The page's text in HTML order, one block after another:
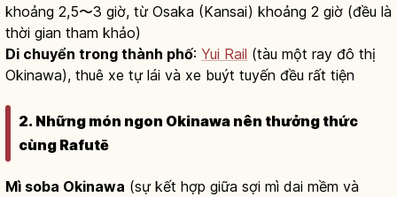
khoảng 2,5〜3 giờ, từ Osaka (Kansai) khoảng 2 giờ (đều là
thời gian tham khảo)
Di chuyển trong thành phố: Yui Rail (tàu một ray đô thị
Okinawa), thuê xe tự lái và xe buýt tuyến đều rất tiện
2. Những món ngon Okinawa nên thưởng thức
cùng Rafutē
Mì soba Okinawa (sự kết hợp giữa sợi mì dai mềm và